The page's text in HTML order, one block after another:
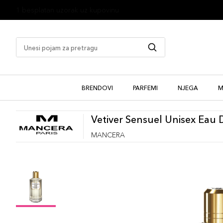
BRENDOVI PARFEMI NJEGA
Vetiver Sensuel Unisex Eau
MANCERA